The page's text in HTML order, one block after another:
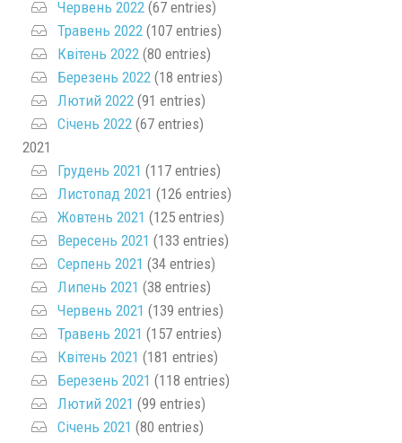
Червень 2022 (67 entries)
Травень 2022 (107 entries)
Квітень 2022 (80 entries)
Березень 2022 (18 entries)
Лютий 2022 (91 entries)
Січень 2022 (67 entries)
2021
Грудень 2021 (117 entries)
Листопад 2021 (126 entries)
Жовтень 2021 (125 entries)
Вересень 2021 (133 entries)
Серпень 2021 (34 entries)
Липень 2021 (38 entries)
Червень 2021 (139 entries)
Травень 2021 (157 entries)
Квітень 2021 (181 entries)
Березень 2021 (118 entries)
Лютий 2021 (99 entries)
Січень 2021 (80 entries)